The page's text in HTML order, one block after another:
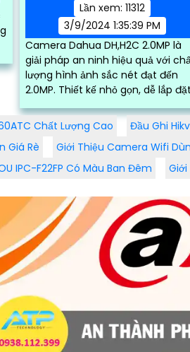
Lần xem: 11312
3/9/2024 1:35:39 PM
Camera Dahua DH,H2C 2.0MP là
giải pháp an ninh hiệu quả với
lượng hình ảnh sắc nét đạt đến
2.0MP. Thiết kế nhỏ gọn, dễ lắp đặt
và sử dụng, phù hợp cho gia
văn phòng và cửa hàng nhỏ
Chất Lượng Cao
Đầu Ghi
Giá Rè
Giới Thiệu Camera Wifi
IPC-F22FP Có Màu Ban Đêm Giới